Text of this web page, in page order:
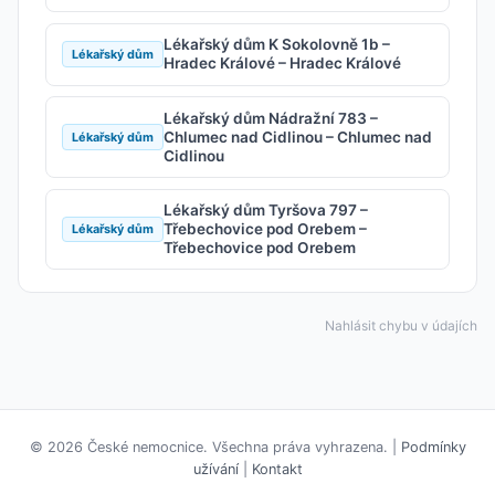
Lékařský dům
Lékařský dům K Sokolovně 1b –
Hradec Králové – Hradec Králové
Lékařský dům
Lékařský dům Nádražní 783 –
Chlumec nad Cidlinou – Chlumec nad
Cidlinou
Lékařský dům
Lékařský dům Tyršova 797 –
Třebechovice pod Orebem –
Třebechovice pod Orebem
Nahlásit chybu v údajích
© 2026 České nemocnice. Všechna práva vyhrazena. | Podmínky
užívání| Kontakt